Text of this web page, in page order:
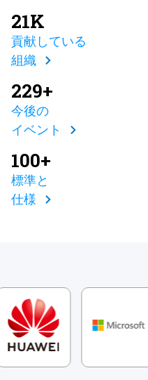
21K
貢献している
組織
229+
今後の
イベント
100+
標準と
仕様